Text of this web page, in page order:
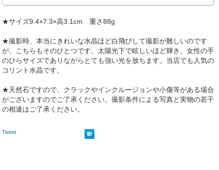
★サイズ9.4×7.3×高3.1cm 重さ88g
★撮影時、本当にきれいな水晶ほど白飛びして撮影が難しいのです
が、こちらもそのひとつです。太陽光下で眩しいほど輝き、女性の手
のひらサイズでありながらとても強い光を放ちます。当店でも人気の
コリント水晶です。
★天然石ですので、クラックやインクルージョンや小傷等がある場合
がございますのでご了承ください。撮影条件による写真と実物の若干
の相違はご了承ください。
Tweet